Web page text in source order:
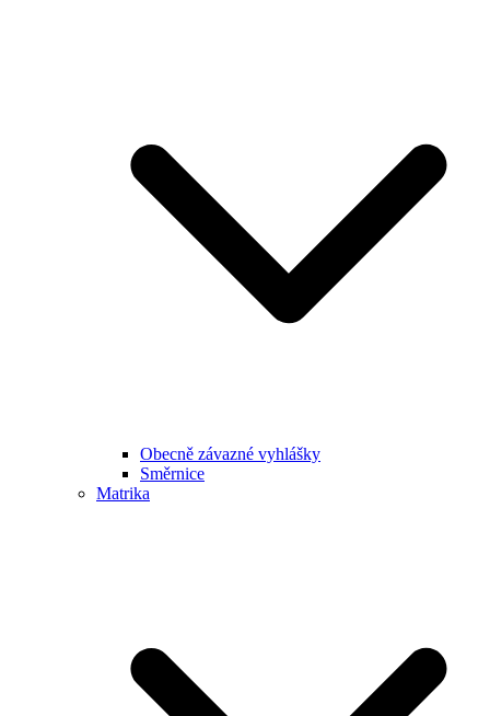
Obecně závazné vyhlášky
Směrnice
Matrika